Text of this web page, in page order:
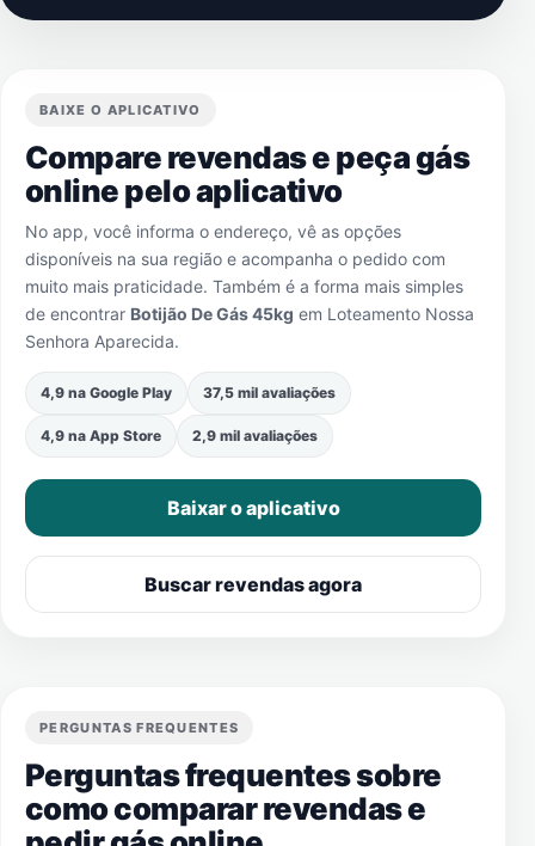
BAIXE O APLICATIVO
Compare revendas e peça gás
online pelo aplicativo
No app, você informa o endereço, vê as opções
disponíveis na sua região e acompanha o pedido com
muito mais praticidade. Também é a forma mais simples
de encontrar Botijão De Gás 45kg em Loteamento Nossa
Senhora Aparecida.
4,9 na Google Play 37,5 mil avaliações
4,9 na App Store 2,9 mil avaliações
Baixar o aplicativo
Buscar revendas agora
PERGUNTAS FREQUENTES
Perguntas frequentes sobre
como comparar revendas e